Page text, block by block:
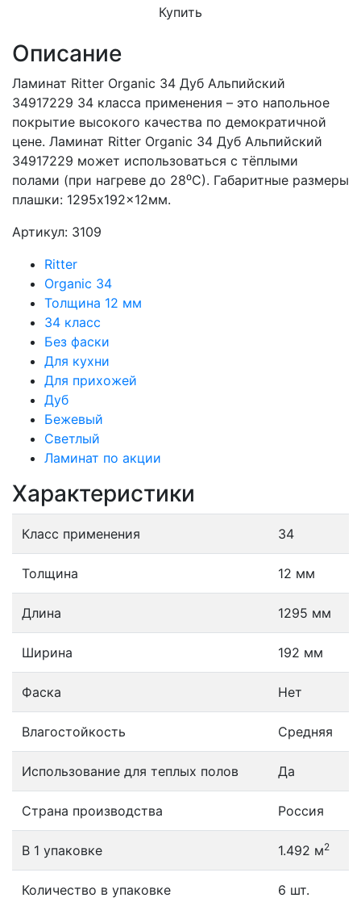
Купить
Описание
Ламинат Ritter Organic 34 Дуб Альпийский
34917229 34 класса применения – это напольное
покрытие высокого качества по демократичной
цене. Ламинат Ritter Organic 34 Дуб Альпийский
34917229 может использоваться с тёплыми
полами (при нагреве до 28⁰С). Габаритные размеры
плашки: 1295x192x12мм.
Артикул: 3109
Ritter
Organic 34
Толщина 12 мм
34 класс
Без фаски
Для кухни
Для прихожей
Дуб
Бежевый
Светлый
Ламинат по акции
Характеристики
Класс применения 34
Толщина 12 мм
Длина 1295 мм
Ширина 192 мм
Фаска Нет
Влагостойкость Средняя
Использование для теплых полов Да
Страна производства Россия
В 1 упаковке 1.492 м2
Количество в упаковке 6 шт.